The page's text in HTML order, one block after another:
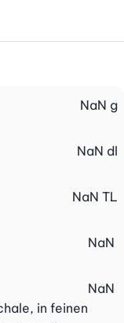
NaN g
NaN dl
NaN TL
NaN
in feinen
NaN